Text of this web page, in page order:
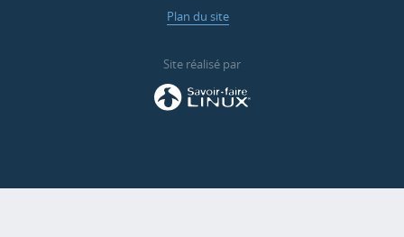
Plan du site
Site réalisé par